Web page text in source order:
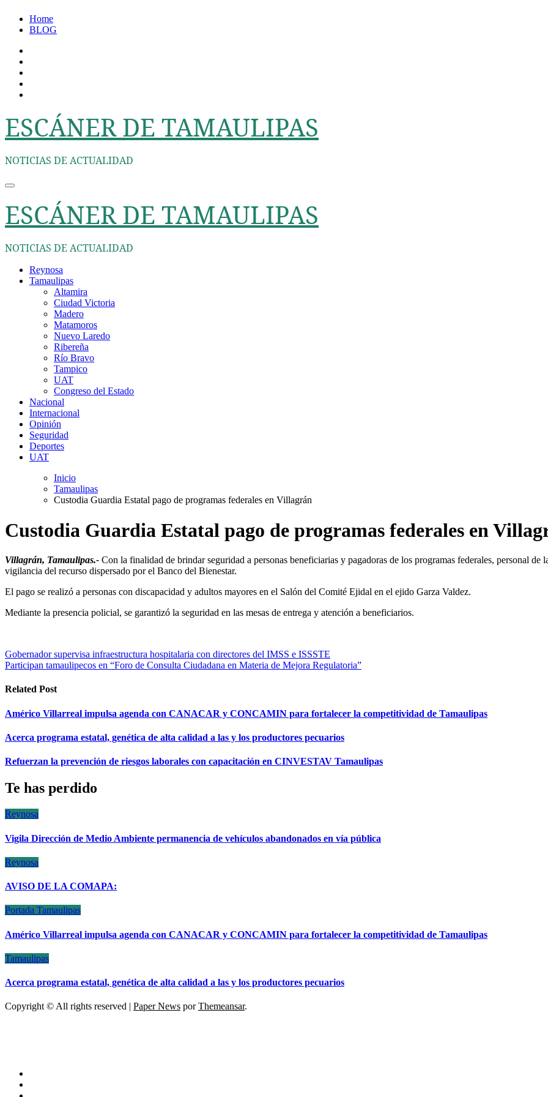
Home
BLOG
ESCÁNER DE TAMAULIPAS
NOTICIAS DE ACTUALIDAD
ESCÁNER DE TAMAULIPAS
NOTICIAS DE ACTUALIDAD
Reynosa
Tamaulipas
Altamira
Ciudad Victoria
Madero
Matamoros
Nuevo Laredo
Ribereña
Río Bravo
Tampico
UAT
Congreso del Estado
Nacional
Internacional
Opinión
Seguridad
Deportes
UAT
Inicio
Tamaulipas
Custodia Guardia Estatal pago de programas federales en Villagrán
Custodia Guardia Estatal pago de programas federales en
Villagrán, Tamaulipas.- Con la finalidad de brindar seguridad a personas beneficiarias y pagadoras de los programas federales, personal
vigilancia del recurso dispersado por el Banco del Bienestar.
El pago se realizó a personas con discapacidad y adultos mayores en el Salón del Comité Ejidal en el ejido Garza Valdez.
Mediante la presencia policial, se garantizó la seguridad en las mesas de entrega y atención a beneficiarios.
Navegación
de
entradas
Gobernador supervisa infraestructura hospitalaria con directores del IMSS e ISSSTE
Participan tamaulipecos en “Foro de Consulta Ciudadana en Materia de Mejora Regulatoria”
Related Post
Américo Villarreal impulsa agenda con CANACAR y CONCAMIN para fortalecer la competitividad de Tamaulipas
Acerca programa estatal, genética de alta calidad a las y los productores pecuarios
Refuerzan la prevención de riesgos laborales con capacitación en CINVESTAV Tamaulipas
Te has perdido
Reynosa
Vigila Dirección de Medio Ambiente permanencia de vehículos abandonados en vía pública
Reynosa
AVISO DE LA COMAPA:
Portada Tamaulipas
Américo Villarreal impulsa agenda con CANACAR y CONCAMIN para fortalecer la competitividad de Tamaulipas
Tamaulipas
Acerca programa estatal, genética de alta calidad a las y los productores pecuarios
Copyright © All rights reserved | Paper News porThemeansar.